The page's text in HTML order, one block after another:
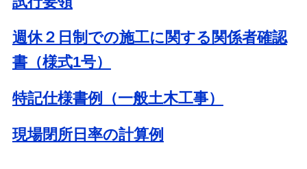
週休２日制での施工に関する関係者確認
書（様式1号）
特記仕様書例（一般土木工事）
現場閉所日率の計算例